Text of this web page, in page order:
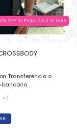
OFF LLEVANDO 3 O MÁS
Transferencia o
bancario
+1